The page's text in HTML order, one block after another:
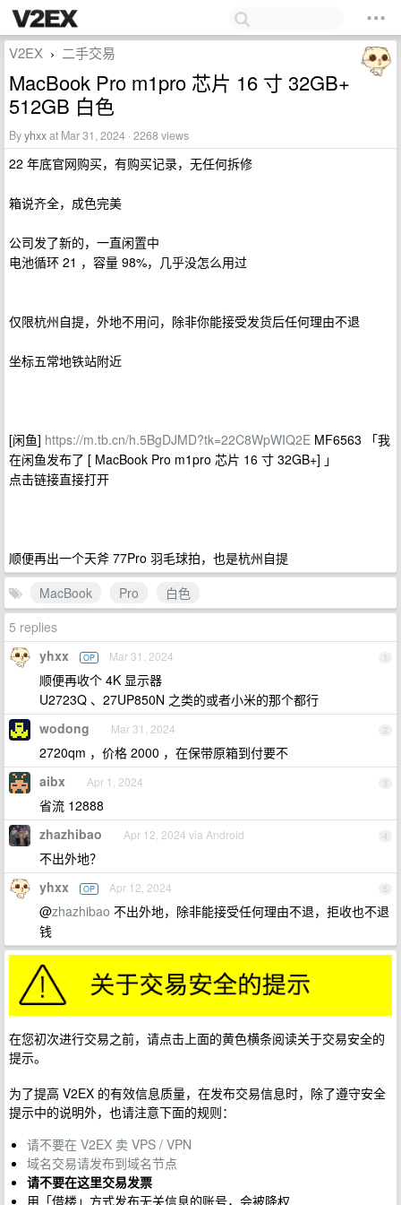
V2EX › 二手交易
MacBook Pro m1pro 芯片 16 寸 32GB+
512GB 白色
Byyhxxat Mar 31, 2024 · 2268 views
22 年底官网购买，有购买记录，无任何拆修
箱说齐全，成色完美
公司发了新的，一直闲置中
电池循环 21 ，容量 98%，几乎没怎么用过
仅限杭州自提，外地不用问，除非你能接受发货后任何理由不退
坐标五常地铁站附近
[闲鱼] https://m.tb.cn/h.5BgDJMD?tk=22C8WpWIQ2E MF6563 「我
在闲鱼发布了 [ MacBook Pro m1pro 芯片 16 寸 32GB+] 」
点击链接直接打开
顺便再出一个天斧 77Pro 羽毛球拍，也是杭州自提
MacBook
Pro
白色
5 replies
1
yhxx OP Mar 31, 2024
顺便再收个 4K 显示器
U2723Q 、27UP850N 之类的或者小米的那个都行
2
wodong Mar 31, 2024
2720qm ，价格 2000 ，在保带原箱到付要不
3
aibx Apr 1, 2024
省流 12888
4
zhazhibao Apr 12, 2024 via Android
不出外地？
5
yhxx OP Apr 12, 2024
@zhazhibao 不出外地，除非能接受任何理由不退，拒收也不退
钱
在您初次进行交易之前，请点击上面的黄色横条阅读关于交易安全的
提示。
为了提高 V2EX 的有效信息质量，在发布交易信息时，除了遵守安全
提示中的说明外，也请注意下面的规则：
请不要在 V2EX 卖 VPS / VPN
域名交易请发布到域名节点
请不要在这里交易发票
用「借楼」方式发布无关信息的账号，会被降权